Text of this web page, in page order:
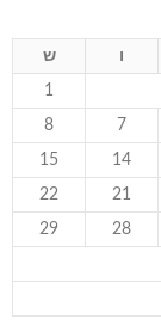
ו ש
1
7
8
14
15
21
22
28
29